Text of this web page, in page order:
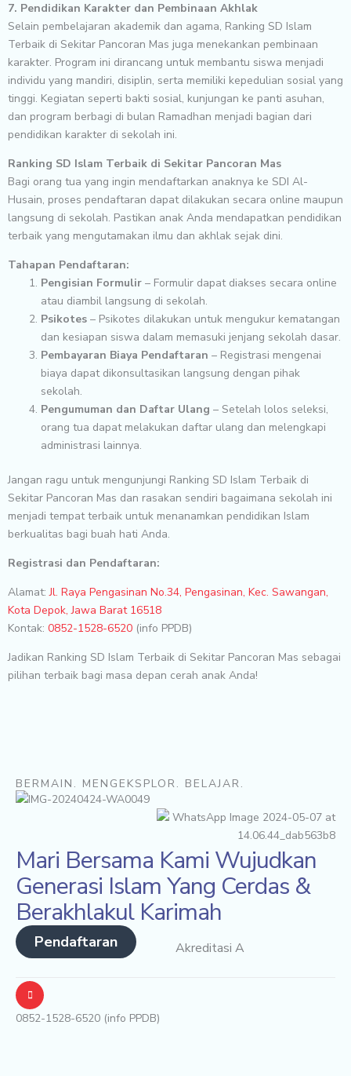
7. Pendidikan Karakter dan Pembinaan Akhlak
Selain pembelajaran akademik dan agama, Ranking SD Islam
Terbaik di Sekitar Pancoran Mas juga menekankan pembinaan
karakter. Program ini dirancang untuk membantu siswa menjadi
individu yang mandiri, disiplin, serta memiliki kepedulian sosial yang
tinggi. Kegiatan seperti bakti sosial, kunjungan ke panti asuhan,
dan program berbagi di bulan Ramadhan menjadi bagian dari
pendidikan karakter di sekolah ini.
Ranking SD Islam Terbaik di Sekitar Pancoran Mas
Bagi orang tua yang ingin mendaftarkan anaknya ke SDI Al-
Husain, proses pendaftaran dapat dilakukan secara online maupun
langsung di sekolah. Pastikan anak Anda mendapatkan pendidikan
terbaik yang mengutamakan ilmu dan akhlak sejak dini.
Tahapan Pendaftaran:
Pengisian Formulir – Formulir dapat diakses secara online
atau diambil langsung di sekolah.
Psikotes – Psikotes dilakukan untuk mengukur kematangan
dan kesiapan siswa dalam memasuki jenjang sekolah dasar.
Pembayaran Biaya Pendaftaran – Registrasi mengenai
biaya dapat dikonsultasikan langsung dengan pihak
sekolah.
Pengumuman dan Daftar Ulang – Setelah lolos seleksi,
orang tua dapat melakukan daftar ulang dan melengkapi
administrasi lainnya.
Jangan ragu untuk mengunjungi Ranking SD Islam Terbaik di
Sekitar Pancoran Mas dan rasakan sendiri bagaimana sekolah ini
menjadi tempat terbaik untuk menanamkan pendidikan Islam
berkualitas bagi buah hati Anda.
Registrasi dan Pendaftaran:
Alamat:Jl. Raya Pengasinan No.34, Pengasinan, Kec. Sawangan,
Kota Depok, Jawa Barat 16518
Kontak: 0852-1528-6520 (info PPDB)
Jadikan Ranking SD Islam Terbaik di Sekitar Pancoran Mas sebagai
pilihan terbaik bagi masa depan cerah anak Anda!
BERMAIN. MENGEKSPLOR. BELAJAR.
Mari Bersama Kami Wujudkan
Generasi Islam Yang Cerdas &
Berakhlakul Karimah
Pendaftaran Akreditasi A
0852-1528-6520 (info PPDB)